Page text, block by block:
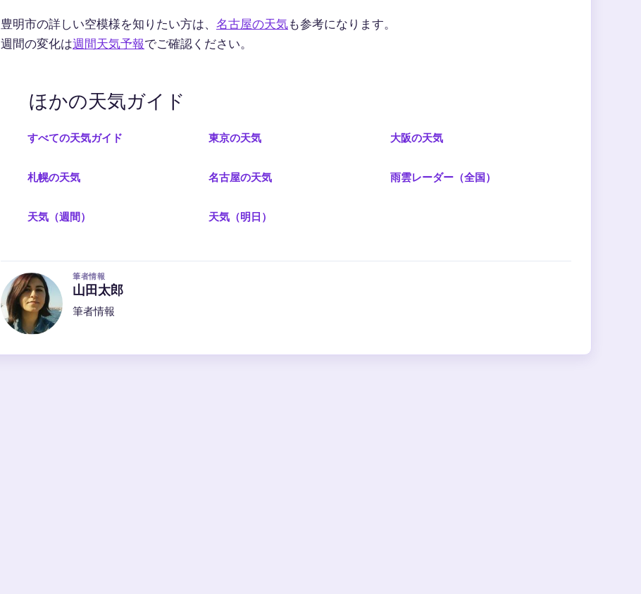
豊明市の詳しい空模様を知りたい方は、 名古屋の天気も参考になります。
週間の変化は週間天気予報でご確認ください。
ほかの天気ガイド
すべての天気ガイド 東京の天気 大阪の天気
札幌の天気 名古屋の天気 雨雲レーダー（全国）
天気（週間） 天気（明日）
筆者情報
山田太郎
筆者情報